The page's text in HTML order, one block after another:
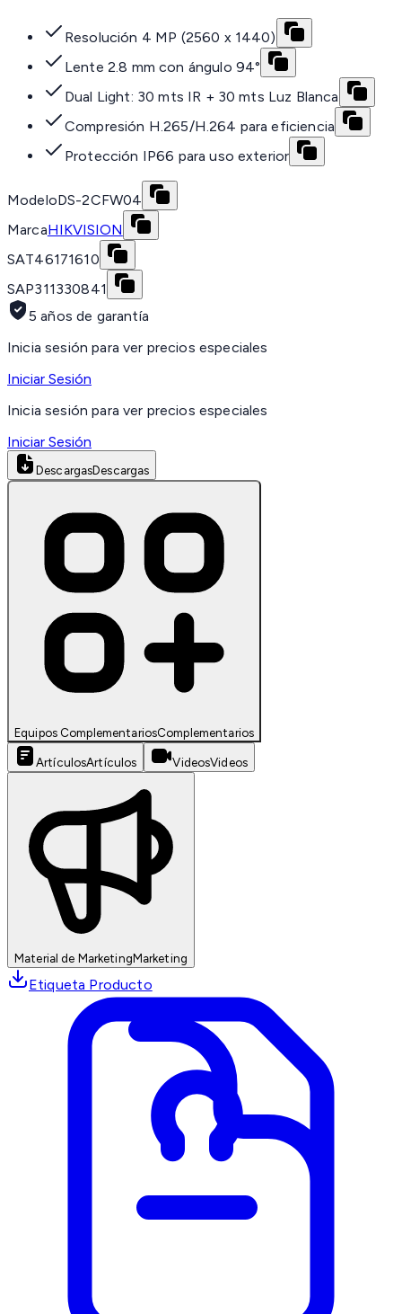
Resolución 4 MP (2560 x 1440)
Lente 2.8 mm con ángulo 94°
Dual Light: 30 mts IR + 30 mts Luz Blanca
Compresión H.265/H.264 para eficiencia
Protección IP66 para uso exterior
ModeloDS-2CFW04
MarcaHIKVISION
SAT46171610
SAP311330841
5 años de garantía
Inicia sesión para ver precios especiales
Iniciar Sesión
Inicia sesión para ver precios especiales
Iniciar Sesión
DescargasDescargas
Equipos ComplementariosComplementarios
ArtículosArtículos VideosVideos
Material de MarketingMarketing
Etiqueta Producto